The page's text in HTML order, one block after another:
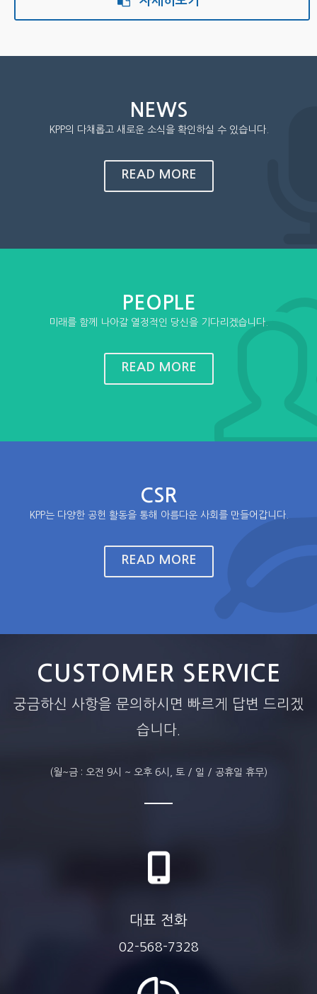
자렐슨정2.5밀리그램
약효별 구분
몰시톤정2mg
약효별 구분
30T/300T
NEWS
KPP의 다채롭고 새로운 소식을 확인하실 수 있습니다.
READ MORE
PEOPLE
미래를 함께 나아갈 열정적인 당신을 기다리겠습니다.
READ MORE
CSR
KPP는 다양한 공헌 활동을 통해 아름다운 사회를 만들어갑니다.
READ MORE
CUSTOMER SERVICE
궁금하신 사항을 문의하시면 빠르게 답변 드리겠
습니다.
(월~금 : 오전 9시 ~ 오후 6시, 토 / 일 / 공휴일 휴무)
대표 전화
02-568-7328